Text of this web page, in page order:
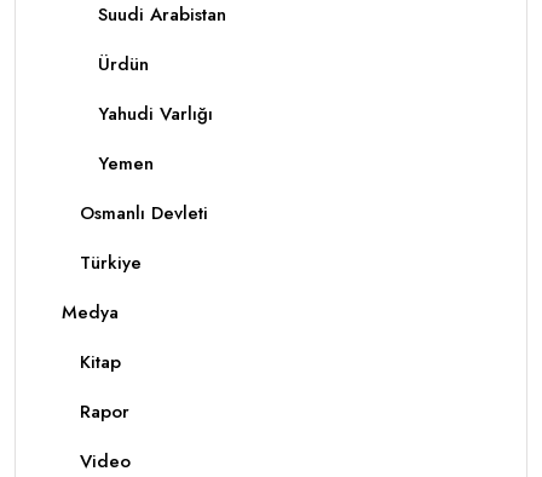
Suudi Arabistan
Ürdün
Yahudi Varlığı
Yemen
Osmanlı Devleti
Türkiye
Medya
Kitap
Rapor
Video